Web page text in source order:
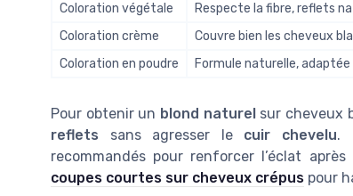
Coloration végétale
Respecte la fibre, reflets
Coloration crème
Couvre bien les cheveux
Coloration en poudre
Formule naturelle,
Pour obtenir un blond naturel sur cheveux
reflets sans agresser le cuir chevelu.
recommandés pour renforcer l’éclat
coupes courtes sur cheveux crépus pour